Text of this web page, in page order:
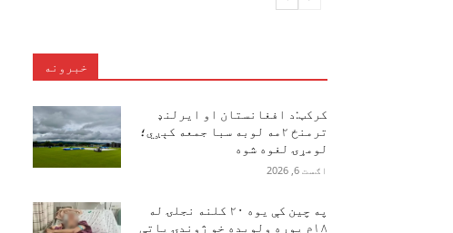
خبرونه
کرکټ:د افغانستان او ایرلنډ
ترمنځ ۲مه لوبه سبا جمعه کېږي؛
لومړۍ لغوه شوه
اګست 6, 2026
په چین کې یوه ۲۰ کلنه نجلۍ له
۱۸م پوړه ولوېده خو ژوندۍ پاتې